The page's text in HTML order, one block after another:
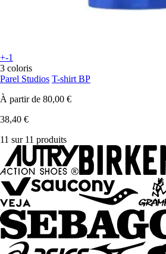
+-1
3 coloris
Parel Studios T-shirt BP
À partir de 80,00 €
38,40 €
11 sur 11 produits